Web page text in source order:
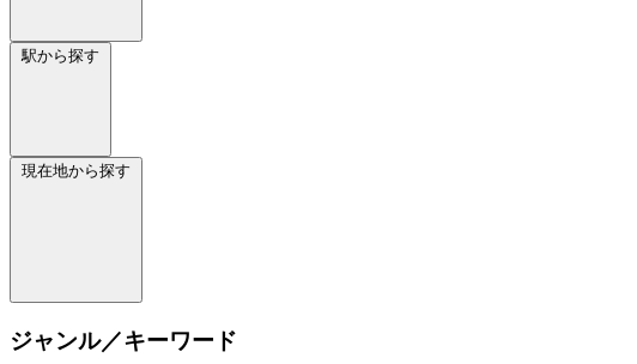
駅から探す
現在地から探す
ジャンル／キーワード